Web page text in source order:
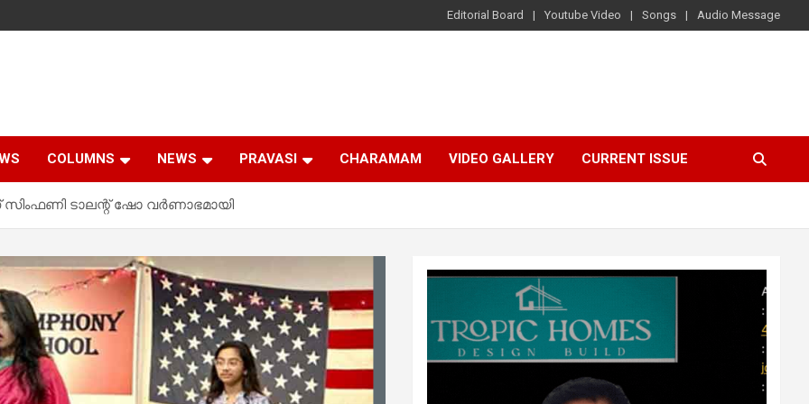
Editorial Board Youtube Video Songs Audio Message
COLUMNS NEWS PRAVASI CHARAMAM VIDEO GALLERY CURRENT ISSUE
ടാലന്റ് ഷോ വർണാഭമായി